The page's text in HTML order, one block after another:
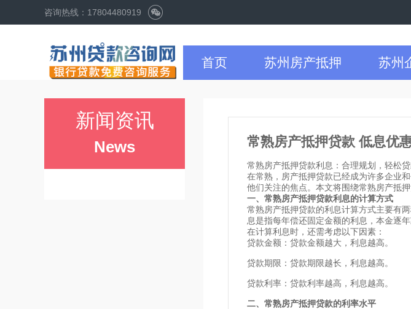
咨询热线：17804480919 声
首页 苏州房产抵押 苏州
新闻资讯
News 常熟房产抵押贷款 低息优
常熟房产抵押贷款利息：合理规划，轻松
在常熟，房产抵押贷款已经成为许多企业
他们关注的焦点。本文将围绕常熟房产抵
一、常熟房产抵押贷款利息的计算方式
常熟房产抵押贷款的利息计算方式主要有
息是指每年偿还固定金额的利息，本金逐
在计算利息时，还需考虑以下因素：
贷款金额：贷款金额越大，利息越高。
贷款期限：贷款期限越长，利息越高。
贷款利率：贷款利率越高，利息越高。
二、常熟房产抵押贷款的利率水平